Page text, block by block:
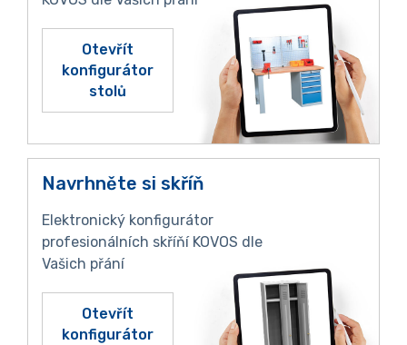
Otevřít
konfigurátor
stolů
Navrhněte si skříň
Elektronický konfigurátor
profesionálních skříňí KOVOS dle
Vašich přání
Otevřít
konfigurátor